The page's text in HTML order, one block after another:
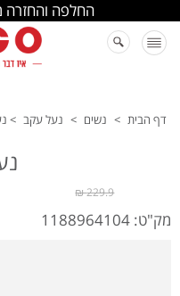
החלפה
דף הבית > נשים > נעל עקב >
229.9 ₪
מק"ט: 1188964104